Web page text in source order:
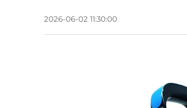
2026-06-02 11:30:00